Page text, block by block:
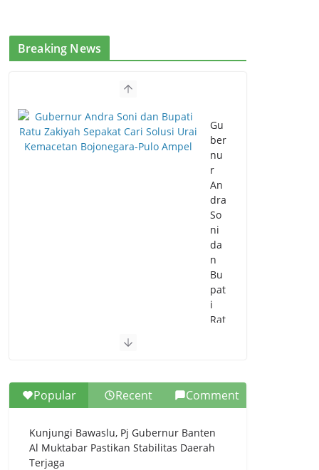
Breaking News
Gu
ber
nu
r
An
dra
So
ni
da
n
Bu
pat
i
Rat
h
Se
pa
Car
i
Popular Recent Comment
Kunjungi Bawaslu, Pj Gubernur Banten
Al Muktabar Pastikan Stabilitas Daerah
Terjaga